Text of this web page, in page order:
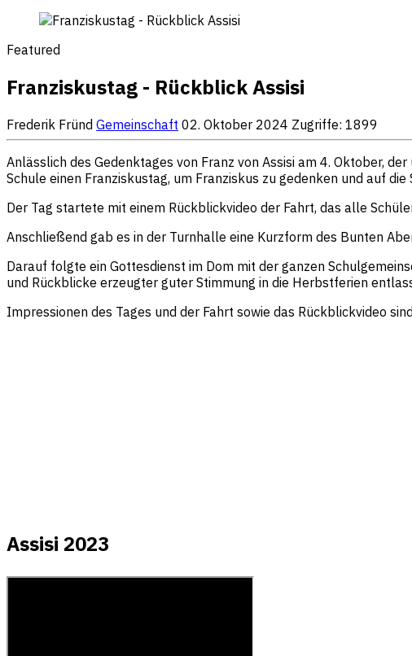
Featured
Franziskustag - Rückblick Assisi
Frederik Fründ Gemeinschaft 02. Oktober 2024 Zugriffe: 1899
Anlässlich des Gedenktages von Franz von Assisi am 4. Oktober,
Schule einen Franziskustag, um Franziskus zu gedenken und auf
Der Tag startete mit einem Rückblickvideo der Fahrt, das alle
Anschließend gab es in der Turnhalle eine Kurzform des Bunten
Darauf folgte ein Gottesdienst im Dom mit der ganzen
und Rückblicke erzeugter guter Stimmung in die Herbstferien
Impressionen des Tages und der Fahrt sowie das Rückblickvideo
Assisi 2023